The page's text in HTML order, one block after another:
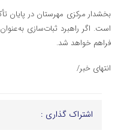
بخشدار مرکزی مهرستان در پایان
است. اگر راهبرد ثبات‌سازی
فراهم خواهد شد.
انتهای خبر/
اشتراک گذاری :